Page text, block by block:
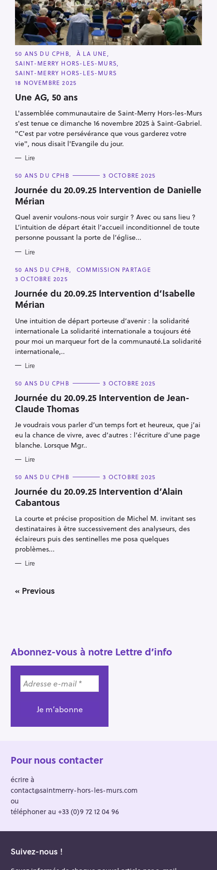
C
A
T
E
O
I
S
50 ANS DU CPHB
À LA UNE
SAINT-MERRY HORS-LES-MURS
SAINT-MERRY HORS-LES-MURS
18 NOVEMBRE 2025
Une AG, 50 ans
L'assemblée communautaire de Saint-Merry Hors-les-Murs
s'est tenue ce dimanche 16 novembre 2025 à Saint-Gabriel.
"C'est par votre persévérance que vous garderez votre
vie", nous disait l'Evangile du jour.
Lire
C
T
E
G
O
R
I
E
S
50 ANS DU CPHB 3 OCTOBRE 2025
Journée du 20.09.25 Intervention de Danielle
Mérian
Quel avenir voulons-nous voir surgir ? Avec ou sans lieu ?
L’intuition de départ était l’accueil inconditionnel de toute
personne poussant la porte de l’église...
Lire
C
T
G
O
R
E
S
50 ANS DU CPHB
COMMISSION PARTAGE
3 OCTOBRE 2025
Journée du 20.09.25 Intervention d’Isabelle
Mérian
Une intuition de départ porteuse d’avenir : la solidarité
internationale La solidarité internationale a toujours été
pour moi un marqueur fort de la communauté.La solidarité
internationale,..
Lire
C
T
E
G
O
R
I
E
S
50 ANS DU CPHB 3 OCTOBRE 2025
Journée du 20.09.25 Intervention de Jean-
Claude Thomas
Je voudrais vous parler d’un temps fort et heureux, que j’ai
eu la chance de vivre, avec d’autres : l’écriture d’une page
blanche. Lorsque Mgr..
Lire
C
T
E
G
O
R
I
E
S
50 ANS DU CPHB 3 OCTOBRE 2025
Journée du 20.09.25 Intervention d’Alain
Cabantous
La courte et précise proposition de Michel M. invitant ses
destinataires à être successivement des analyseurs, des
éclaireurs puis des sentinelles me posa quelques
problèmes...
Lire
P
a
v
i
g
n
« Previous
Abonnez-vous à notre Lettre d’info
Pour nous contacter
écrire à
contact@saintmerry-hors-les-murs.com
ou
téléphoner au +33 (0)9 72 12 04 96
Suivez-nous !